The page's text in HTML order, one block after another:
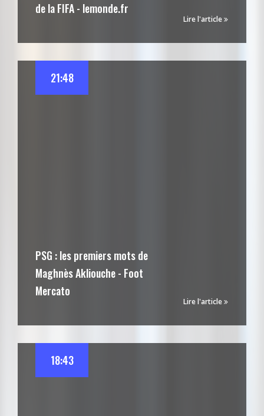
de la FIFA - lemonde.fr
Lire l'article
PSG : les premiers mots de
Maghnès Akliouche - Foot
Mercato
21:48
Lire l'article
18:43